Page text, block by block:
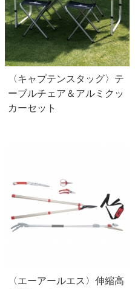
〈キャプテンスタッグ〉テ
ーブルチェア＆アルミクッ
カーセット
〈エーアールエス〉伸縮高